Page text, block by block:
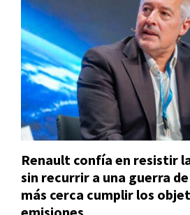
Renault confía en resistir
sin recurrir a una guerra
más cerca cumplir los